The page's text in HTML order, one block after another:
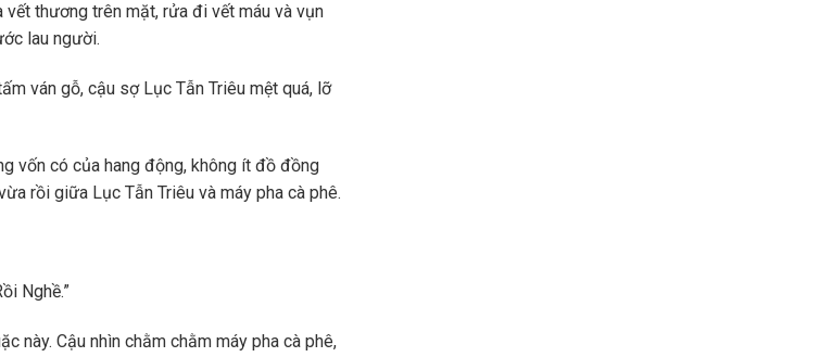
thương trên mặt, rửa đi vết máu và vụn
lau người.
ván gỗ, cậu sợ Lục Tẫn Triêu mệt quá, lỡ
vốn có của hang động, không ít đồ đồng
rồi giữa Lục Tẫn Triêu và máy pha cà phê.
Nghề.”
này. Cậu nhìn chằm chằm máy pha cà phê,